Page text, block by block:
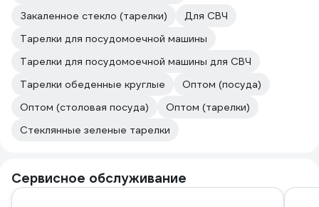
Закаленное стекло (тарелки)
Для СВЧ
Тарелки для посудомоечной машины
Тарелки для посудомоечной машины для СВЧ
Тарелки обеденные круглые
Оптом (посуда)
Оптом (столовая посуда)
Оптом (тарелки)
Стеклянные зеленые тарелки
Сервисное обслуживание